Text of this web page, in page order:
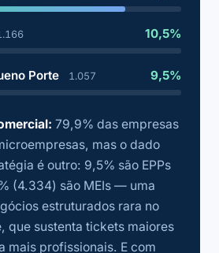
10,5%
Porte 1.057 9,5%
79,9% das empresas
mas o dado
é outro: 9,5% são EPPs
(4.334) são MEIs — uma
estruturados rara no
que sustenta tickets maiores
mais profissionais. E com